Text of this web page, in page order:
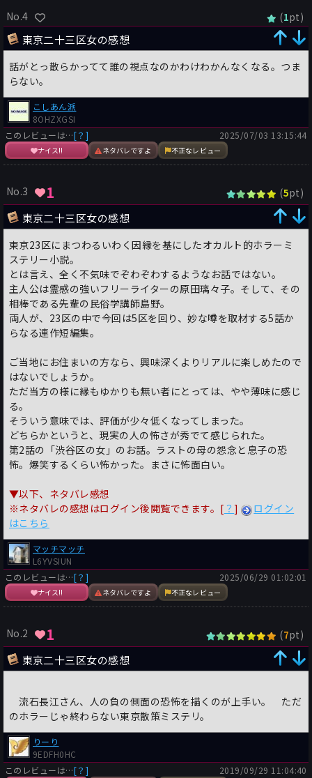
No.4 (1pt)
東京二十三区女の感想
話がとっ散らかってて誰の視点なのかわけわかんなくなる。つま
らない。
こしあん派
8OHZXGSI
このレビューは…[？]
ナイス!! ネタバレですよ 不正なレビュー
2025/07/03 13:15:44
No.3 1 (5pt)
東京二十三区女の感想
東京23区にまつわるいわく因縁を基にしたオカルト的ホラーミ
ステリー小説。
とは言え、全く不気味でぞわぞわするようなお話ではない。
主人公は霊感の強いフリーライターの原田璃々子。そして、その
相棒である先輩の民俗学講師島野。
両人が、23区の中で今回は5区を回り、妙な噂を取材する5話か
らなる連作短編集。
ご当地にお住まいの方なら、興味深くよりリアルに楽しめたので
はないでしょうか。
ただ当方の様に縁もゆかりも無い者にとっては、やや薄味に感じ
る。
そういう意味では、評価が少々低くなってしまった。
どちらかというと、現実の人の怖さが秀でて感じられた。
第2話の「渋谷区の女」のお話。ラストの母の怨念と息子の恐
怖。爆笑するくらい怖かった。まさに怖面白い。
▼以下、ネタバレ感想
※ネタバレの感想はログイン後閲覧できます。[ ？ ]
ログイン
はこちら
マッチマッチ
L6YVSIUN
このレビューは…[？]
ナイス!! ネタバレですよ 不正なレビュー
2025/06/29 01:02:01
No.2 1 (7pt)
東京二十三区女の感想
流石長江さん、人の負の側面の恐怖を描くのが上手い。 ただ
のホラーじゃ終わらない東京散策ミステリ。
りーり
9EDFH0HC
このレビューは…[？] 2019/09/29 11:04:40